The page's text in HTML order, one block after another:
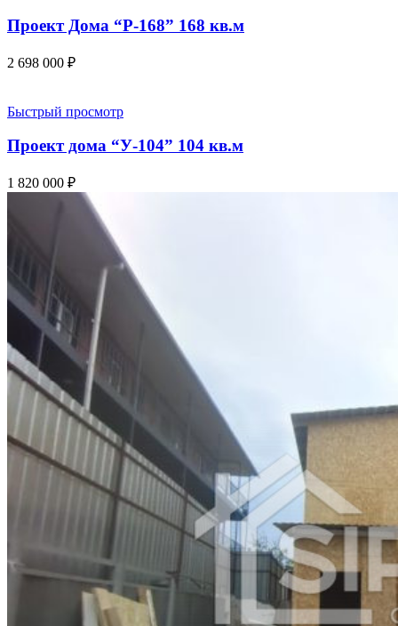
Проект Дома “Р-168” 168 кв.м
2 698 000 ₽
Быстрый просмотр
Проект дома “У-104” 104 кв.м
1 820 000 ₽